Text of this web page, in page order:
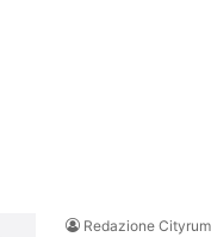
Redazione